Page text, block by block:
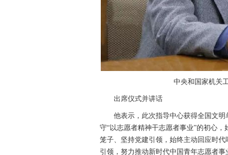
中央和国家机关工
出席仪式并讲话
他表示，此次指导中心获得全国文明
守“以志愿者精神干志愿者事业”的初心
笼子、坚持党建引领，始终主动回应时
引领，努力推动新时代中国青年志愿者